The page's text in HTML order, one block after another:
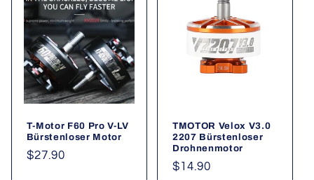
T-Motor F60 Pro V-LV
Bürstenloser Motor
Normaler
$27.90
TMOTOR Velox V3.0
2207 Bürstenloser
Drohnenmotor
Normaler
$14.90